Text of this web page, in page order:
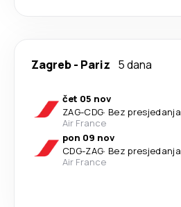
Zagreb- Pariz 5 dana
čet 05 nov
ZAG-CDG· Bez presjedanja
Air France
pon 09 nov
CDG-ZAG· Bez presjedanja
Air France